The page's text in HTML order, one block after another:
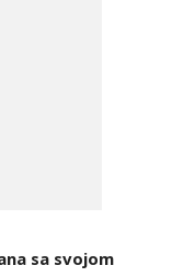
sa svojom